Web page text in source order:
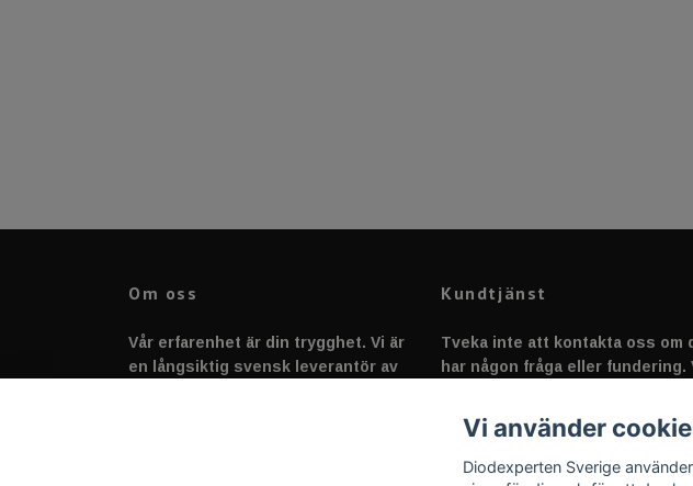
Om oss
Vår erfarenhet är din trygghet. Vi är
en långsiktig svensk leverantör av
Kundtjänst
Tveka inte att kontakta oss om
har någon fråga eller fundering.
Vi använder
Diodexperten Sverige